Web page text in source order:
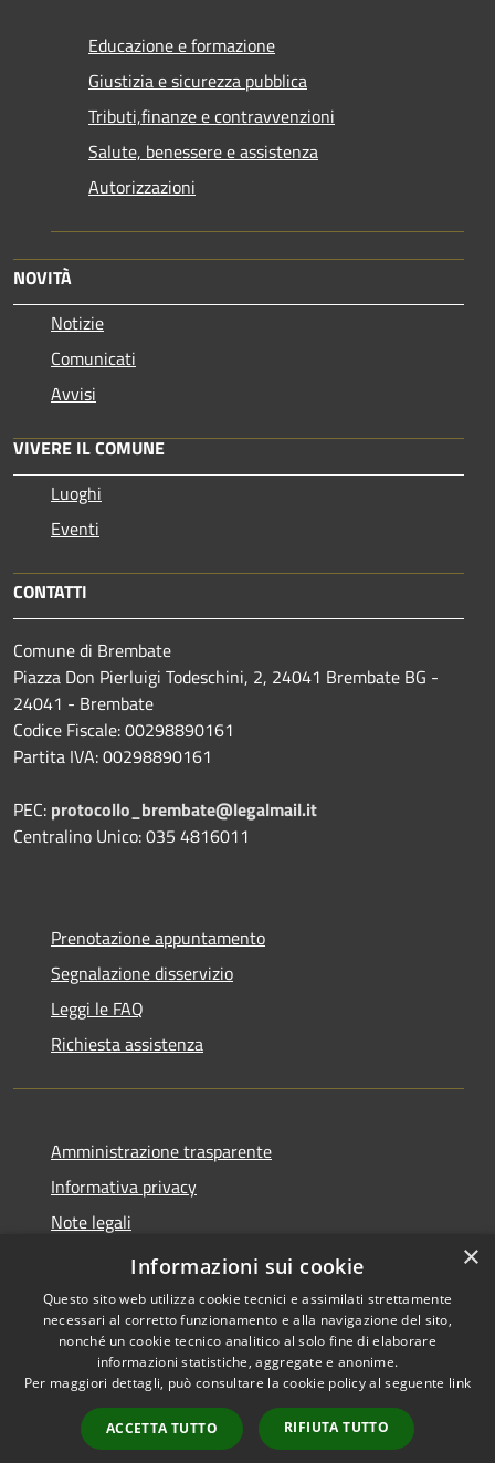
Educazione e formazione
Giustizia e sicurezza pubblica
Tributi,finanze e contravvenzioni
Salute, benessere e assistenza
Autorizzazioni
NOVITÀ
Notizie
Comunicati
Avvisi
VIVERE IL COMUNE
Luoghi
Eventi
CONTATTI
Comune di Brembate
Piazza Don Pierluigi Todeschini, 2, 24041 Brembate BG -
24041 - Brembate
Codice Fiscale: 00298890161
Partita IVA: 00298890161
PEC: protocollo_brembate@legalmail.it
Centralino Unico: 035 4816011
Prenotazione appuntamento
Segnalazione disservizio
Leggi le FAQ
Richiesta assistenza
Amministrazione trasparente
Informativa privacy
Note legali
Dichiarazione di accessibilità
Accessibilità
Copyright © 2026 • Comune di
Brembate • Powered by
Municipium•
Accesso
redazione
×
Informazioni sui cookie
Questo sito web utilizza cookie tecnici e assimilati strettamente
necessari al corretto funzionamento e alla navigazione del sito,
nonché un cookie tecnico analitico al solo fine di elaborare
informazioni statistiche, aggregate e anonime.
Per maggiori dettagli, può consultare la cookie policy al seguente link
ACCETTA TUTTO RIFIUTA TUTTO